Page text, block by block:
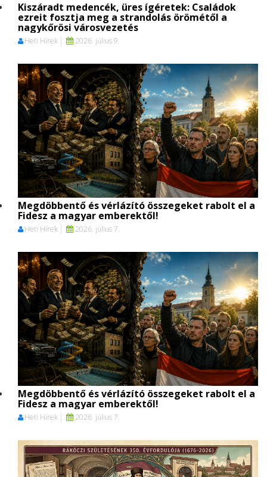
Kiszáradt medencék, üres ígéretek: Családok
ezreit fosztja meg a strandolás örömétől a
nagykőrösi városvezetés
Heti Hírek 2026. július 9.
Megdöbbentő és vérlázító összegeket rabolt el a
Fidesz a magyar emberektől!
Heti Hírek 2026. július 7.
Megdöbbentő és vérlázító összegeket rabolt el a
Fidesz a magyar emberektől!
Heti Hírek 2026. július 7.